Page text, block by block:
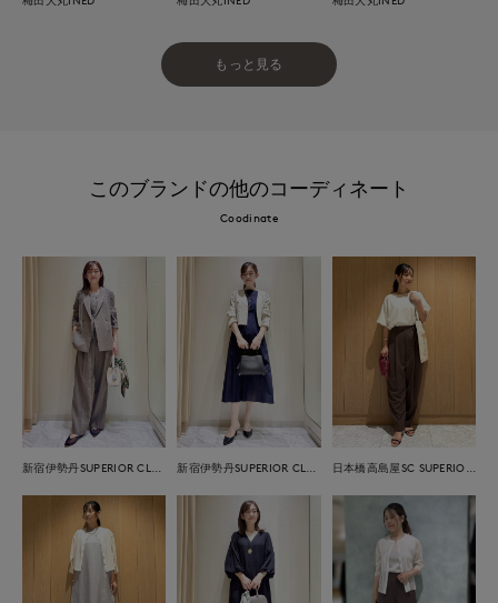
もっと見る
このブランドの他のコーディネート
Coodinate